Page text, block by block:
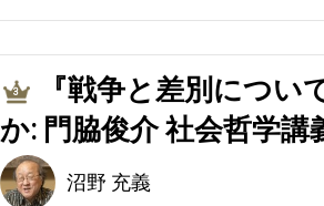
3
『戦争と差別につ
か: 門脇俊介 社会哲学講
沼野 充義